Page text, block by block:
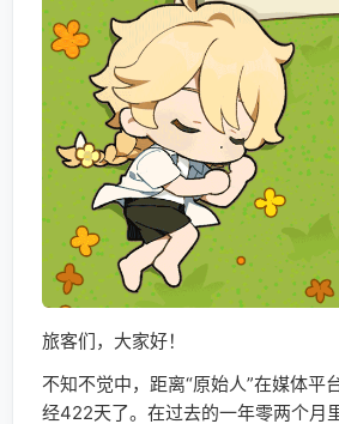
旅客们，大家好！
不知不觉中，距离“原始人”在媒体平
经422天了。在过去的一年零两个月